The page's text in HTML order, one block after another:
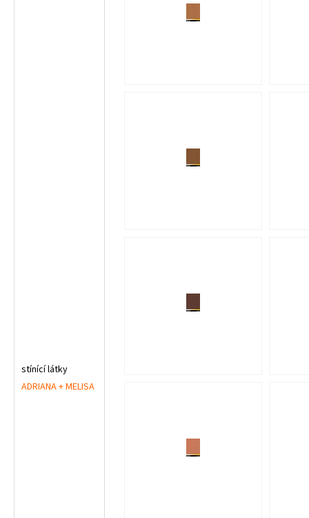
stínící látky
ADRIANA + MELISA